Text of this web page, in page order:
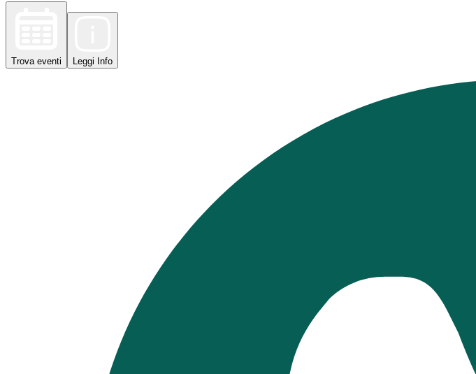
Trova eventi Leggi Info